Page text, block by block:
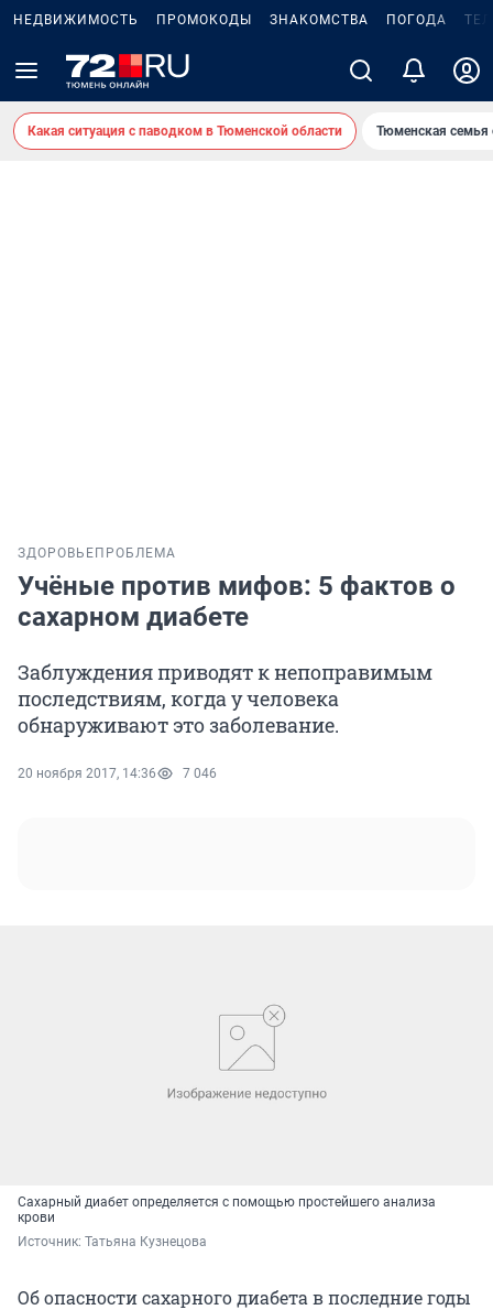
НЕДВИЖИМОСТЬ ПРОМОКОДЫ ЗНАКОМСТВА ПОГОДА
Какая ситуация с паводком в Тюменской области Тюменская семья
ЗДОРОВЬЕ ПРОБЛЕМА
Учёные против мифов: 5 фактов о
сахарном диабете
Заблуждения приводят к непоправимым
последствиям, когда у человека
обнаруживают это заболевание.
20 ноября 2017, 14:36 7 046
Сахарный диабет определяется с помощью простейшего анализа
крови
Источник: Татьяна Кузнецова
Об опасности сахарного диабета в последние годы